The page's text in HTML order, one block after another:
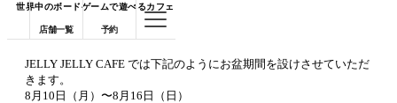
世界中のボードゲームで遊べるカフェ
店舗一覧 予約
JELLY JELLY CAFE では下記のようにお盆期間を設けさせていただ
きます。
8月10日（月）〜8月16日（日）